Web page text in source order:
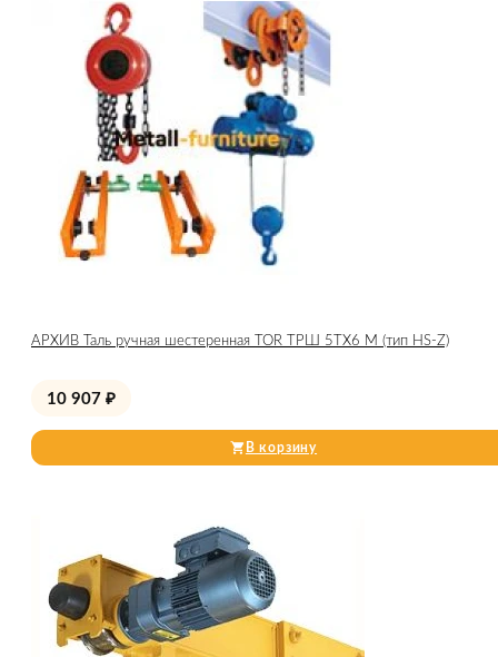
АРХИВ Таль ручная шестеренная TOR ТРШ 5ТХ6 М (тип HS-Z)
10 907 ₽
В корзину